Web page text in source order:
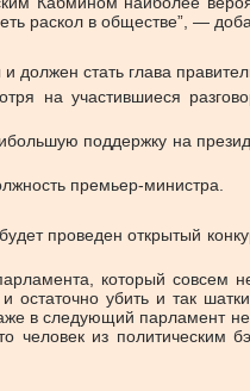
раскол в обществе”, —
стать глава
на участившиеся
поддержку на
премьер-министра.
проведен открытый
который совсем
убить и так
в следующий парламент
человек из политическим